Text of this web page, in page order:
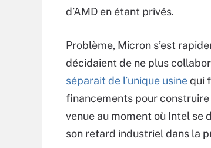
d’AMD en étant privés.
Problème, Micron s’est
décidaient de ne plus
séparait de l’unique usinequi
financements pour
venue au moment où Intel se
son retard industriel dans la